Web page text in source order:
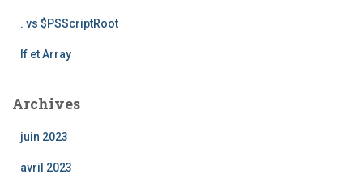
. vs $PSScriptRoot
If et Array
Archives
juin 2023
avril 2023